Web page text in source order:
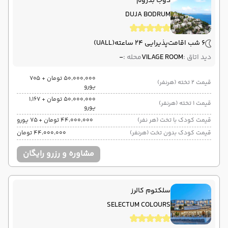
DUJA BODRUM
6 شب اقامت پذیرایی 24 ساعته
(UALL)
دید اتاق :VILAGE ROOMمحله :-
قیمت 2 تخته (هرنفر)
۵۰٬۰۰۰٬۰۰۰ تومان + ۷۰۵
یورو
قیمت 1 تخته (هرنفر)
۵۰٬۰۰۰٬۰۰۰ تومان + ۱٬۱۶۷
یورو
قیمت کودک با تخت (هر نفر)
۴۴٬۰۰۰٬۰۰۰ تومان + ۷۵ یورو
قیمت کودک بدون تخت (هرنفر)
۴۴٬۰۰۰٬۰۰۰ تومان
مشاوره و رزرو رایگان
سلکتوم کالرز
SELECTUM COLOURS